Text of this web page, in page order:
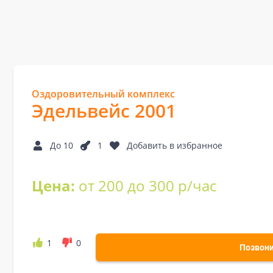
Оздоровительный комплекс
Эдельвейс 2001
До 10 1 Добавить в избранное
Цена: от 200 до 300 р/час
1 0